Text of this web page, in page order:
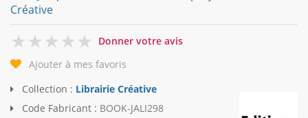
Créative
0
Donner votre avis
Ajouter à mes favoris
Collection : Librairie Créative
Code Fabricant : BOOK-JALI298